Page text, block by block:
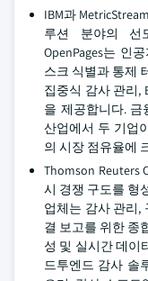
IBM과
루션 분야의 선
OpenPages는 인
스크 식별과 통제
집중식 감사 관리,
을 제공합니다. 금
산업에서 두 기업
의 시장 점유율에
Thomson Reuters
시 경쟁 구도를 형
업체는 감사 관리,
결 보고를 위한 종
성 및 실시간 데이
드투엔드 감사 솔